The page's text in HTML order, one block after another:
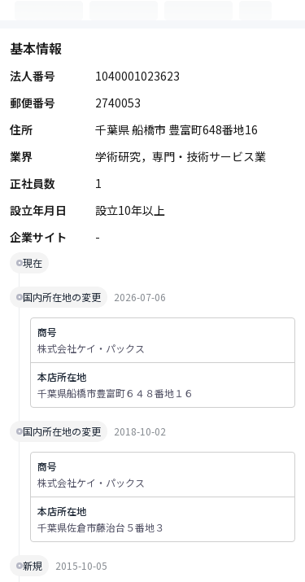
基本情報
法人番号
1040001023623
郵便番号
2740053
住所
千葉県 船橋市 豊富町648番地16
業界
学術研究，専門・技術サービス業
正社員数
1
設立年月日
設立10年以上
企業サイト
-
現在
国内所在地の変更 2026-07-06
商号
株式会社ケイ・パックス
本店所在地
千葉県船橋市豊富町６４８番地１６
国内所在地の変更 2018-10-02
商号
株式会社ケイ・パックス
本店所在地
千葉県佐倉市藤治台５番地３
新規 2015-10-05